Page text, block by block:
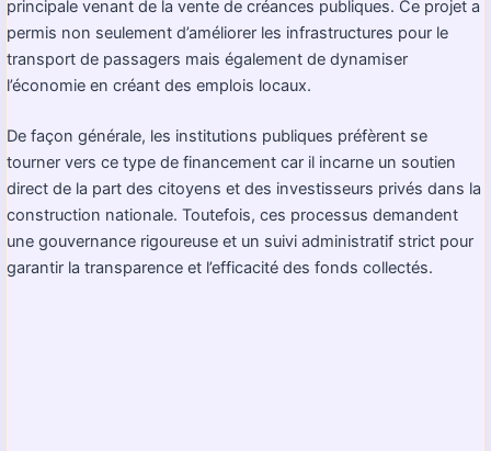
principale venant de la vente de créances publiques. Ce projet a
permis non seulement d’améliorer les infrastructures pour le
transport de passagers mais également de dynamiser
l’économie en créant des emplois locaux.
De façon générale, les institutions publiques préfèrent se
tourner vers ce type de financement car il incarne un soutien
direct de la part des citoyens et des investisseurs privés dans la
construction nationale. Toutefois, ces processus demandent
une gouvernance rigoureuse et un suivi administratif strict pour
garantir la transparence et l’efficacité des fonds collectés.